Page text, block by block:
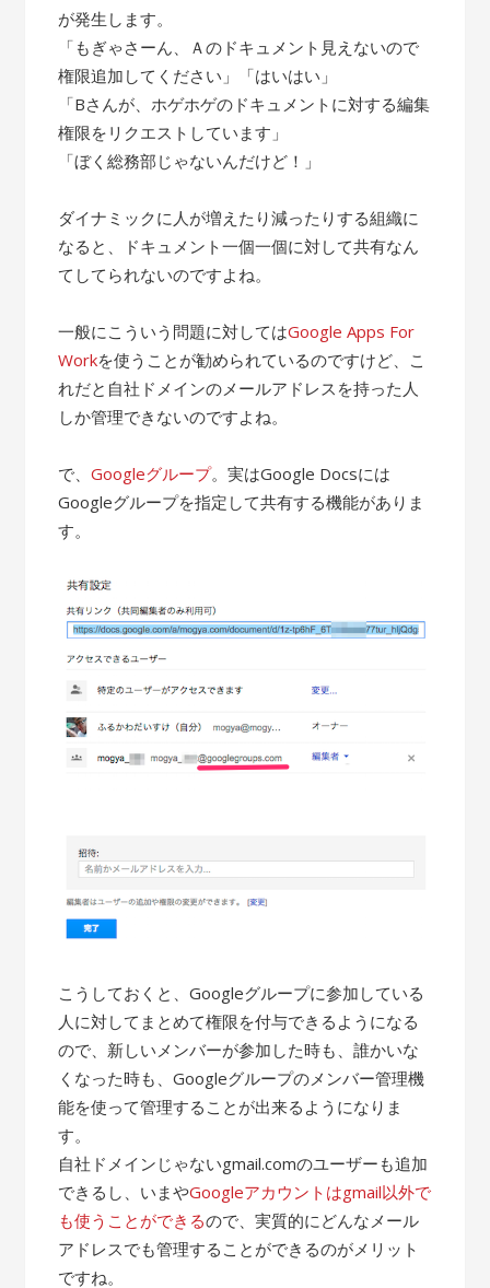
が発生します。
「もぎゃさーん、Ａのドキュメント見えないので
権限追加してください」「はいはい」
「Bさんが、ホゲホゲのドキュメントに対する編集
権限をリクエストしています」
「ぼく総務部じゃないんだけど！」
ダイナミックに人が増えたり減ったりする組織に
なると、ドキュメント一個一個に対して共有なん
てしてられないのですよね。
一般にこういう問題に対してはGoogle Apps For
Workを使うことが勧められているのですけど、こ
れだと自社ドメインのメールアドレスを持った人
しか管理できないのですよね。
で、Googleグループ。実はGoogle Docsには
Googleグループを指定して共有する機能がありま
す。
こうしておくと、Googleグループに参加している
人に対してまとめて権限を付与できるようになる
ので、新しいメンバーが参加した時も、誰かいな
くなった時も、Googleグループのメンバー管理機
能を使って管理することが出来るようになりま
す。
自社ドメインじゃないgmail.comのユーザーも追加
できるし、いまやGoogleアカウントはgmail以外で
も使うことができるので、実質的にどんなメール
アドレスでも管理することができるのがメリット
ですね。